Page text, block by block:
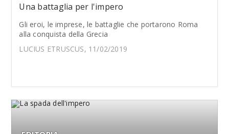
Una battaglia per l'impero
Gli eroi, le imprese, le battaglie che portarono Roma
alla conquista della Grecia
LUCIUS ETRUSCUS, 11/02/2019